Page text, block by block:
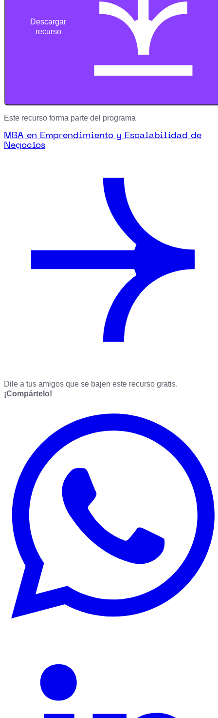
Descargar
recurso
Este recurso forma parte del programa
MBA en Emprendimiento y Escalabilidad de
Negocios
Dile a tus amigos que se bajen este recurso gratis.
¡Compártelo!